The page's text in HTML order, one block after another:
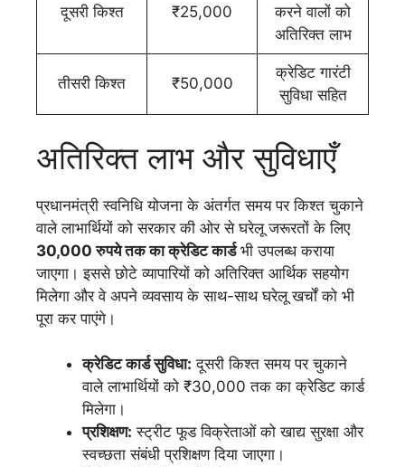
दूसरी किश्त ₹25,000
करने वालों को
अतिरिक्त लाभ
तीसरी किश्त ₹50,000
क्रेडिट गारंटी
सुविधा सहित
अतिरिक्त लाभ और सुविधाएँ
प्रधानमंत्री स्वनिधि योजना के अंतर्गत समय पर किश्त चुकाने
वाले लाभार्थियों को सरकार की ओर से घरेलू जरूरतों के लिए
30,000 रुपये तक का क्रेडिट कार्डभी उपलब्ध कराया
जाएगा। इससे छोटे व्यापारियों को अतिरिक्त आर्थिक सहयोग
मिलेगा और वे अपने व्यवसाय के साथ-साथ घरेलू खर्चों को भी
पूरा कर पाएंगे।
क्रेडिट कार्ड सुविधा: दूसरी किश्त समय पर चुकाने
वाले लाभार्थियों को ₹30,000 तक का क्रेडिट कार्ड
मिलेगा।
प्रशिक्षण: स्ट्रीट फूड विक्रेताओं को खाद्य सुरक्षा और
स्वच्छता संबंधी प्रशिक्षण दिया जाएगा।